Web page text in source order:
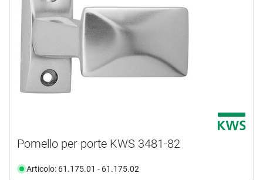
Pomello per porte KWS 3481-82
Articolo: 61.175.01 - 61.175.02